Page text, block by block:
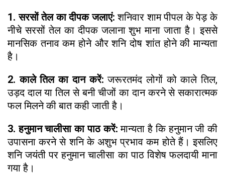
1. सरसों तेल का दीपक जलाएं:शनिवार शाम पीपल के पेड़ के
नीचे सरसों तेल का दीपक जलाना शुभ माना जाता है। इससे
मानसिक तनाव कम होने और शनि दोष शांत होने की मान्यता
है।
2. काले तिल का दान करें: जरूरतमंद लोगों को काले तिल,
उड़द दाल या तिल से बनी चीजों का दान करने से सकारात्मक
फल मिलने की बात कही जाती है।
3. हनुमान चालीसा का पाठ करें: मान्यता है कि हनुमान जी की
उपासना करने से शनि के अशुभ प्रभाव कम होते हैं। इसलिए
शनि जयंती पर हनुमान चालीसा का पाठ विशेष फलदायी माना
गया है।